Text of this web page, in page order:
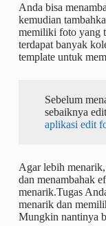
Anda bisa
kemudian
memiliki foto yang
terdapat banyak
template untuk
Sebelum
sebaiknya
aplikasi edit
Agar lebih
dan menambahak
menarik.Tugas
menarik dan
Mungkin nantinya